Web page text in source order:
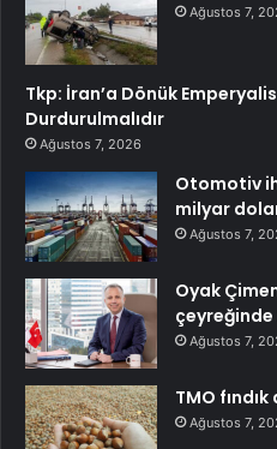
Ağustos 7,
Tkp: İran’a Dönük
Durdurulmalıdır
Ağustos 7, 2026
Otomotiv
milyar
Ağustos 7,
Oyak
çeyreğinde
Ağustos 7,
TMO
Ağustos 7,